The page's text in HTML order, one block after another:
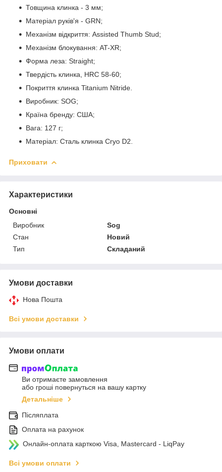
Товщина клинка - 3 мм;
Матеріал руків'я - GRN;
Механізм відкриття: Assisted Thumb Stud;
Механізм блокування: AT-XR;
Форма леза: Straight;
Твердість клинка, HRC 58-60;
Покриття клинка Titanium Nitride.
Виробник: SOG;
Країна бренду: США;
Вага: 127 г;
Матеріал: Сталь клинка Cryo D2.
Приховати
Характеристики
Основні
Виробник
Sog
Стан
Новий
Тип
Складаний
Умови доставки
Нова Пошта
Всі умови доставки
Умови оплати
Ви отримаєте замовлення
або гроші повернуться на вашу картку
Детальніше
Післяплата
Оплата на рахунок
Онлайн-оплата карткою Visa, Mastercard - LiqPay
Всі умови оплати